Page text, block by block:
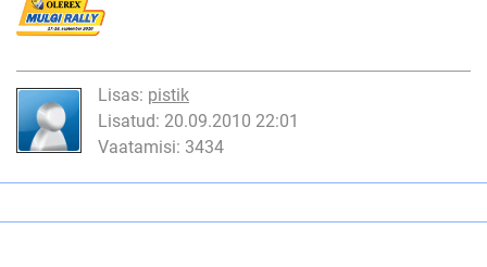
Lisas: pistik
Lisatud: 20.09.2010 22:01
Vaatamisi: 3434